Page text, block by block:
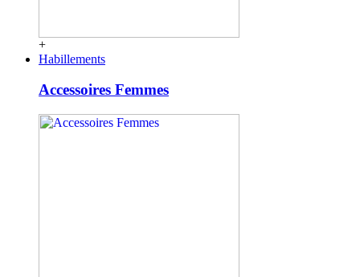
+
Habillements
Accessoires Femmes